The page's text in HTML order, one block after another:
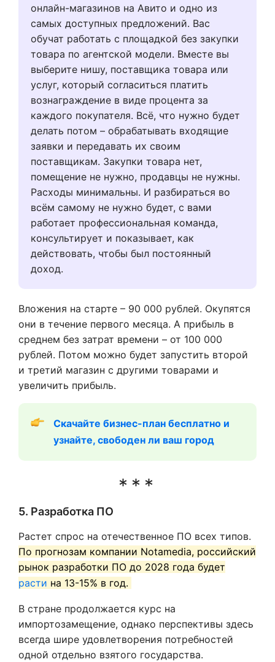
онлайн-магазинов на Авито и одно из
самых доступных предложений. Вас
обучат работать с площадкой без закупки
товара по агентской модели. Вместе вы
выберите нишу, поставщика товара или
услуг, который согласиться платить
вознаграждение в виде процента за
каждого покупателя. Всё, что нужно будет
делать потом – обрабатывать входящие
заявки и передавать их своим
поставщикам. Закупки товара нет,
помещение не нужно, продавцы не нужны.
Расходы минимальны. И разбираться во
всём самому не нужно будет, с вами
работает профессиональная команда,
консультирует и показывает, как
действовать, чтобы был постоянный
доход.
Вложения на старте – 90 000 рублей. Окупятся
они в течение первого месяца. А прибыль в
среднем без затрат времени – от 100 000
рублей. Потом можно будет запустить второй
и третий магазин с другими товарами и
увеличить прибыль.
Скачайте бизнес-план бесплатно и
узнайте, свободен ли ваш город
5. Разработка ПО
Растет спрос на отечественное ПО всех типов.
По прогнозам компании Notamedia, российский
рынок разработки ПО до 2028 года будет
расти на 13-15% в год.
В стране продолжается курс на
импортозамещение, однако перспективы здесь
всегда шире удовлетворения потребностей
одной отдельно взятого государства.